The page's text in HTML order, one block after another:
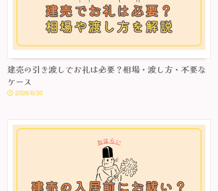
建売の引き渡しでお礼は必要？相場・渡し方・不要な
ケース
2026/6/30